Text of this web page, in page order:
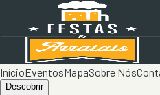
InícioEventosMapaSobre Nós
Descobrir